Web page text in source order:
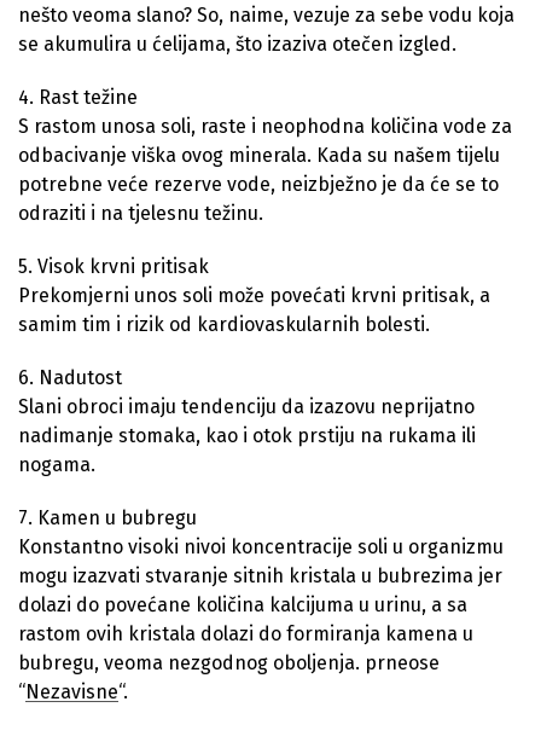
nešto veoma slano? So, naime, vezuje za sebe vodu koja
se akumulira u ćelijama, što izaziva otečen izgled.
4. Rast težine
S rastom unosa soli, raste i neophodna količina vode za
odbacivanje viška ovog minerala. Kada su našem tijelu
potrebne veće rezerve vode, neizbježno je da će se to
odraziti i na tjelesnu težinu.
5. Visok krvni pritisak
Prekomjerni unos soli može povećati krvni pritisak, a
samim tim i rizik od kardiovaskularnih bolesti.
6. Nadutost
Slani obroci imaju tendenciju da izazovu neprijatno
nadimanje stomaka, kao i otok prstiju na rukama ili
nogama.
7. Kamen u bubregu
Konstantno visoki nivoi koncentracije soli u organizmu
mogu izazvati stvaranje sitnih kristala u bubrezima jer
dolazi do povećane količina kalcijuma u urinu, a sa
rastom ovih kristala dolazi do formiranja kamena u
bubregu, veoma nezgodnog oboljenja. prneose
“Nezavisne“.